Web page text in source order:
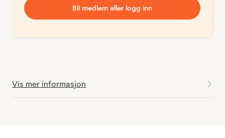
Bli medlem eller logg inn
Vis mer informasjon